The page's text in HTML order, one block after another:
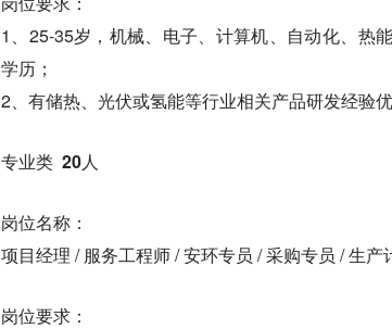
1、25-35岁，机械、电子、计算机、自动化、热
学历；
2、有储热、光伏或氢能等行业相关产品研发经验优
专业类 20人
岗位名称：
项目经理 / 服务工程师 / 安环专员 / 采购专员 / 生产
岗位要求：